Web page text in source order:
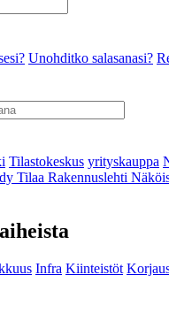
Unohditko salasanasi?
Tilastokeskus yrityskauppa
Tilaa Rakennuslehti
Infra Kiinteistöt